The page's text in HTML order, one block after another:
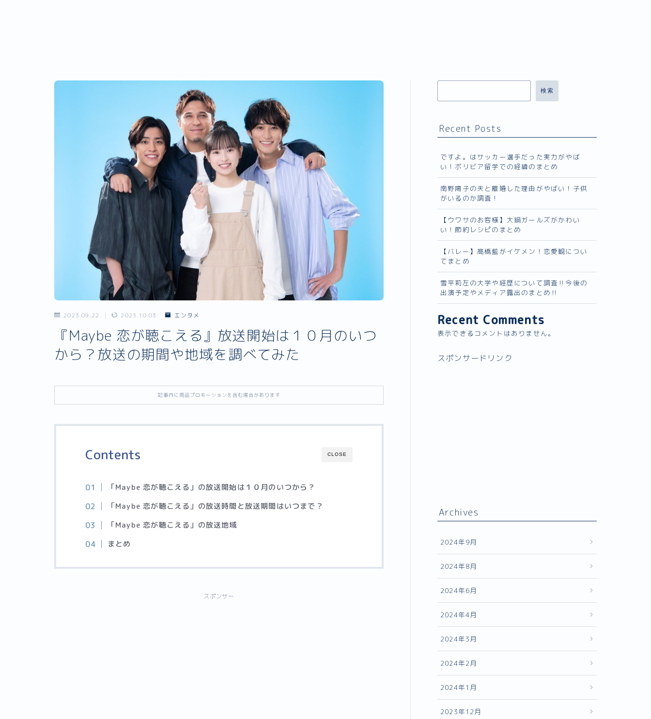
2023.09.22 2023.10.03 エンタメ
『Maybe 恋が聴こえる』放送開始は１０月のいつ
から？放送の期間や地域を調べてみた
記事内に商品プロモーションを含む場合があります
CLOSE
Contents
「Maybe 恋が聴こえる」の放送開始は１０月のいつから？
「Maybe 恋が聴こえる」の放送時間と放送期間はいつまで？
「Maybe 恋が聴こえる」の放送地域
まとめ
スポンサー
検索
Recent Posts
ですよ。はサッカー選手だった実力がやば
い！ボリビア留学での経緯のまとめ
南野陽子の夫と離婚した理由がやばい！子供
がいるのか調査！
【ウワサのお客様】大鍋ガールズがかわい
い！節約レシピのまとめ
【バレー】髙橋藍がイケメン！恋愛観につい
てまとめ
雪平莉左の大学や経歴について調査‼︎今後の
出演予定やメディア露出のまとめ‼︎
Recent Comments
表示できるコメントはありません。
スポンサードリンク
Archives
2024年9月
2024年8月
2024年6月
2024年4月
2024年3月
2024年2月
2024年1月
2023年12月